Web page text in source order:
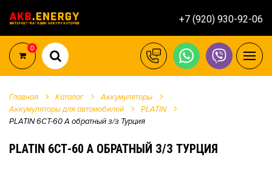
+7 (920) 930-92-06
0
Главная Каталог
Аккумуляторы
Аккумуляторы для автомобилей
PLATIN
PLATIN 6СТ-60 А обратный з/з Турция
PLATIN 6СТ-60 А ОБРАТНЫЙ З/З ТУРЦИЯ